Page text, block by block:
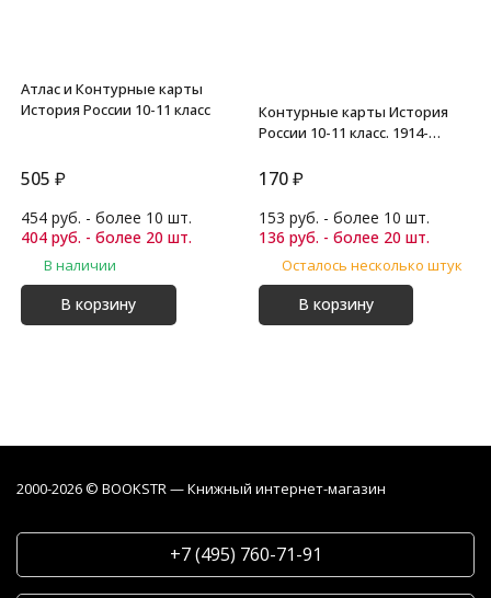
Атлас и Контурные карты
История России 10-11 класс
505 ₽
454 руб. - более 10 шт.
404 руб. - более 20 шт.
В наличии
В корзину
Контурные карты История
России 10-11 класс. 1914-
170 ₽
153 руб. - более 10 шт.
136 руб. - более 20 шт.
Осталось несколько штук
В корзину
2000-2026 © BOOKSTR — Книжный интернет-магазин
+7 (495) 760-71-91